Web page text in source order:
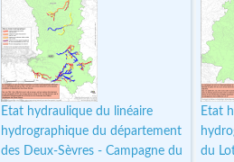
Etat hydraulique du linéaire
hydrographique du département
des Deux-Sèvres - Campagne du
Etat
du